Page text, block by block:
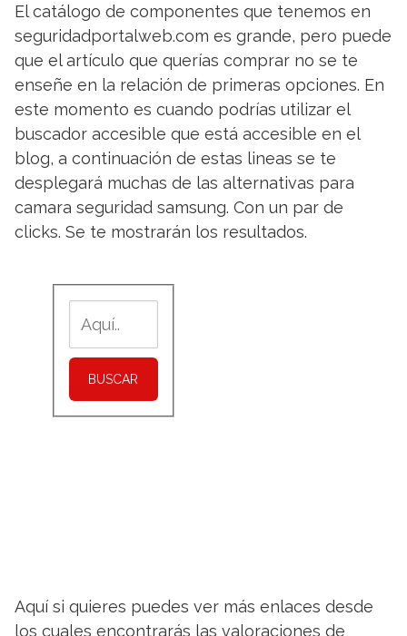
El catálogo de componentes que tenemos en
seguridadportalweb.com es grande, pero puede
que el artículo que querías comprar no se te
enseñe en la relación de primeras opciones. En
este momento es cuando podrías utilizar el
buscador accesible que está accesible en el
blog, a continuación de estas lineas se te
desplegará muchas de las alternativas para
camara seguridad samsung. Con un par de
clicks. Se te mostrarán los resultados.
BUSCAR
Aquí si quieres puedes ver más enlaces desde
los cuales encontrarás las valoraciones de